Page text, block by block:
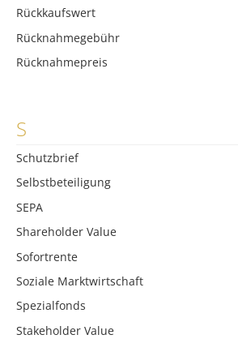
Rückkaufswert
Rücknahmegebühr
Rücknahmepreis
S
Schutzbrief
Selbstbeteiligung
SEPA
Shareholder Value
Sofortrente
Soziale Marktwirtschaft
Spezialfonds
Stakeholder Value